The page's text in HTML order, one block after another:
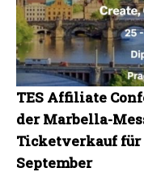
TES Affiliate
der Marbella-
Ticketverkauf für
September